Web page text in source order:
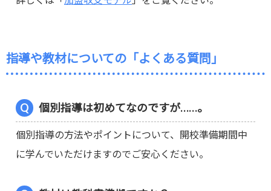
指導や教材についての「よくある質問」
個別指導は初めてなのですが……。
個別指導の方法やポイントについて、開校準備期間中
に学んでいただけますのでご安心ください。